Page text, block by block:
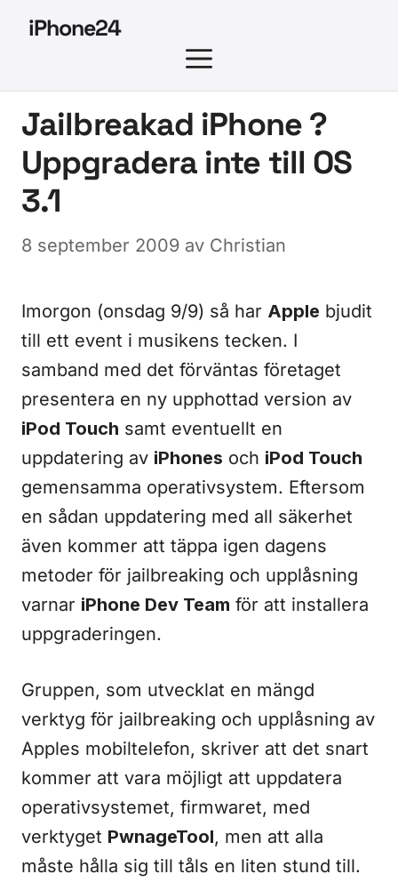
iPhone24
MENY
Jailbreakad iPhone ?
Uppgradera inte till OS
3.1
8 september 2009 av Christian
Imorgon (onsdag 9/9) så har Apple bjudit
till ett event i musikens tecken. I
samband med det förväntas företaget
presentera en ny upphottad version av
iPod Touch samt eventuellt en
uppdatering av iPhones och iPod Touch
gemensamma operativsystem. Eftersom
en sådan uppdatering med all säkerhet
även kommer att täppa igen dagens
metoder för jailbreaking och upplåsning
varnar iPhone Dev Team för att installera
uppgraderingen.
Gruppen, som utvecklat en mängd
verktyg för jailbreaking och upplåsning av
Apples mobiltelefon, skriver att det snart
kommer att vara möjligt att uppdatera
operativsystemet, firmwaret, med
verktyget PwnageTool, men att alla
måste hålla sig till tåls en liten stund till.